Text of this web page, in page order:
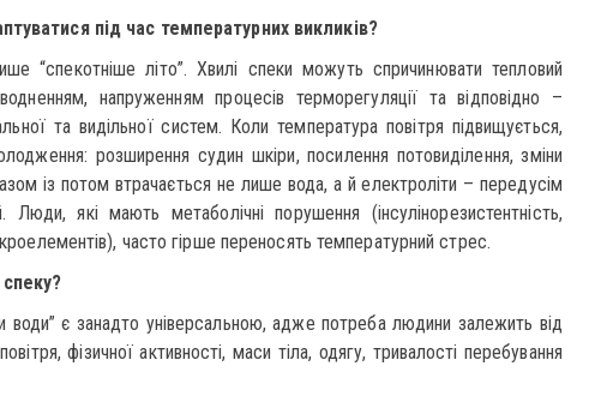
під час температурних викликів?
“спекотніше літо”. Хвилі спеки можуть спричинювати тепловий
напруженням процесів терморегуляції та відповідно –
та видільної систем. Коли температура повітря підвищується,
розширення судин шкіри, посилення потовиділення, зміни
із потом втрачається не лише вода, а й електроліти – передусім
Люди, які мають метаболічні порушення (інсулінорезистентність,
часто гірше переносять температурний стрес.
води” є занадто універсальною, адже потреба людини залежить від
фізичної активності, маси тіла, одягу, тривалості перебування